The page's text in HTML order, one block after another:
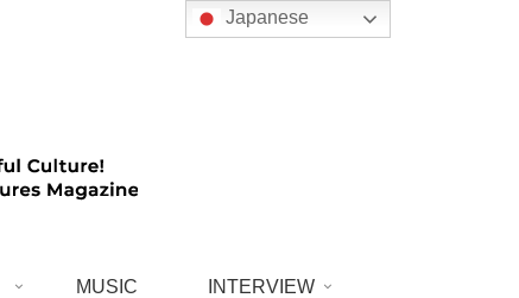
MUSIC INTERVIEW
Japanese